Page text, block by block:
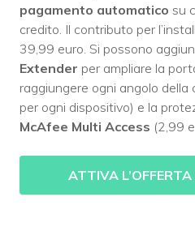
pagamento automatico su
credito. Il contributo per
39,99 euro. Si possono
Extender per ampliare la
raggiungere ogni angolo della
per ogni dispositivo) e la
McAfee Multi Access (2,99
ATTIVA